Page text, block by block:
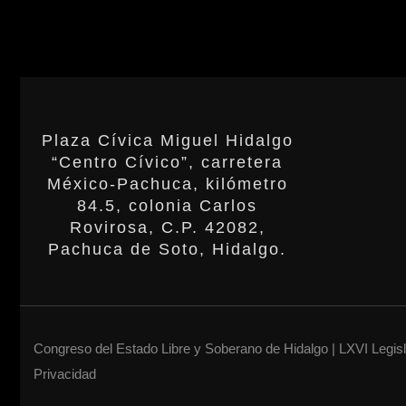
Plaza Cívica Miguel Hidalgo
“Centro Cívico”, carretera
México-Pachuca, kilómetro
84.5, colonia Carlos
Rovirosa, C.P. 42082,
Pachuca de Soto, Hidalgo.
Congreso del Estado Libre y Soberano de Hidalgo | LXVI
Privacidad